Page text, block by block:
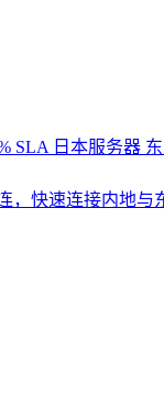
SLA 日本服务器
，快速连接内地与